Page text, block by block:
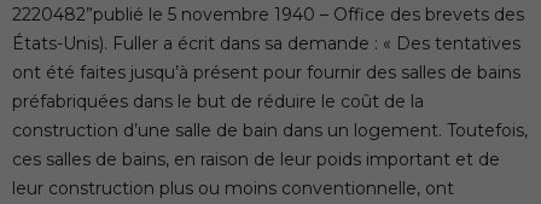
2220482”publié le 5 novembre 1940 – Office des brevets des
États-Unis). Fuller a écrit dans sa demande : « Des tentatives
ont été faites jusqu’à présent pour fournir des salles de bains
préfabriquées dans le but de réduire le coût de la
construction d’une salle de bain dans un logement. Toutefois,
ces salles de bains, en raison de leur poids important et de
leur construction plus ou moins conventionnelle, ont